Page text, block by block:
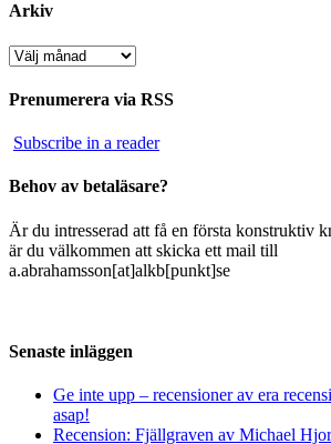
Arkiv
Arkiv
Prenumerera via RSS
Subscribe in a reader
Behov av betaläsare?
Är du intresserad att få en första konstruktiv
är du välkommen att skicka ett mail till
a.abrahamsson[at]alkb[punkt]se
Senaste inläggen
Ge inte upp – recensioner av era
asap!
Recension: Fjällgraven av Michael